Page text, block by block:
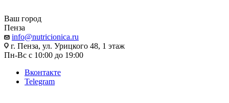
Ваш город
Пенза
info@nutricionica.ru
г. Пенза, ул. Урицкого 48, 1 этаж
Пн-Вс с 10:00 до 19:00
Вконтакте
Telegram